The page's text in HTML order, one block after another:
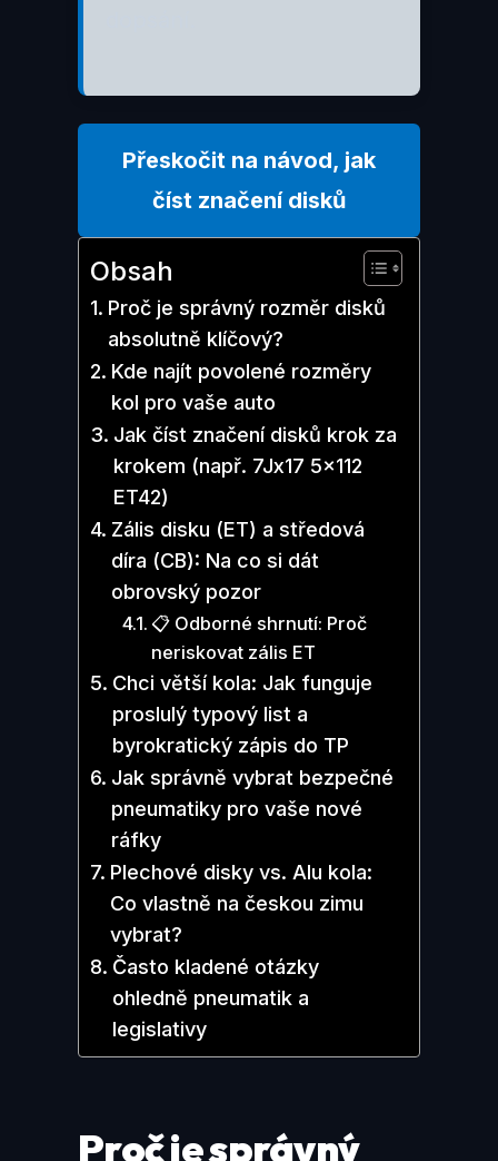
Přeskočit na návod, jak
číst značení disků
Obsah
Proč je správný rozměr disků
absolutně klíčový?
Kde najít povolené rozměry
kol pro vaše auto
Jak číst značení disků krok za
krokem (např. 7Jx17 5×112
ET42)
Zális disku (ET) a středová
díra (CB): Na co si dát
obrovský pozor
📋 Odborné shrnutí: Proč
neriskovat zális ET
Chci větší kola: Jak funguje
proslulý typový list a
byrokratický zápis do TP
Jak správně vybrat bezpečné
pneumatiky pro vaše nové
ráfky
Plechové disky vs. Alu kola:
Co vlastně na českou zimu
vybrat?
Často kladené otázky
ohledně pneumatik a
legislativy
Proč je správný